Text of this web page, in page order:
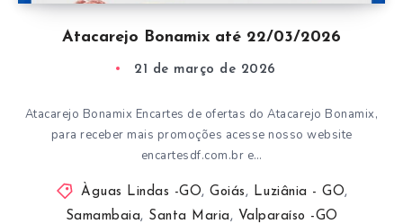
Atacarejo Bonamix até 22/03/2026
21 de março de 2026
Atacarejo Bonamix Encartes de ofertas do Atacarejo Bonamix,
para receber mais promoções acesse nosso website
encartesdf.com.br e…
Àguas Lindas -GO, Goiás , Luziânia - GO,
Samambaia, Santa Maria , Valparaíso -GO